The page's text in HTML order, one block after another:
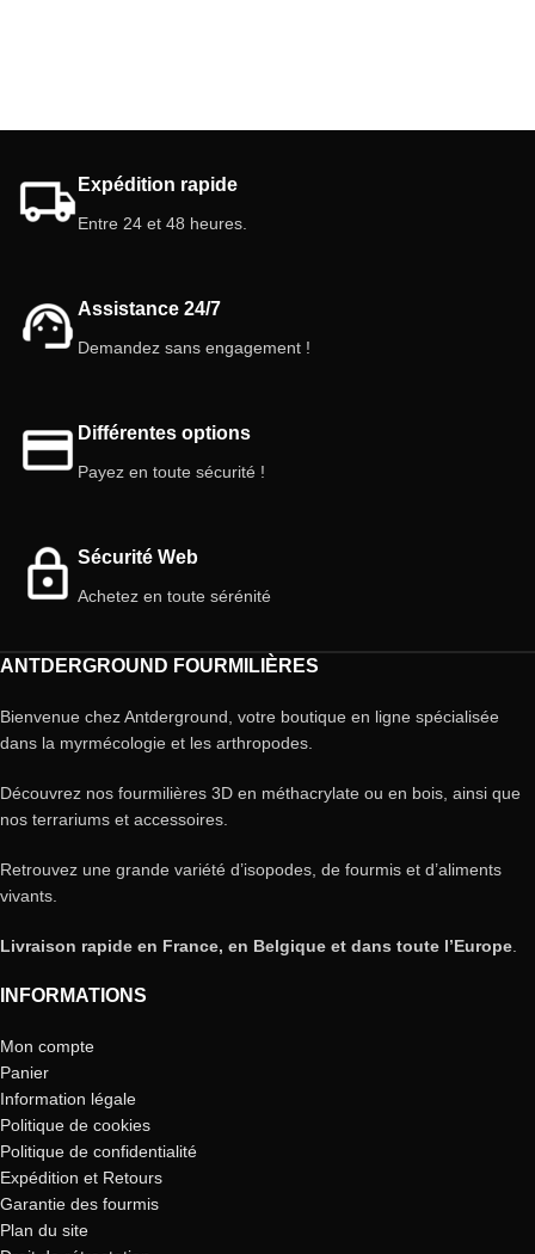
Expédition rapide
Entre 24 et 48 heures.
Assistance 24/7
Demandez sans engagement !
Différentes options
Payez en toute sécurité !
Sécurité Web
Achetez en toute sérénité
ANTDERGROUND FOURMILIÈRES
Bienvenue chez Antderground, votre boutique en ligne spécialisée
dans la myrmécologie et les arthropodes.
Découvrez nos fourmilières 3D en méthacrylate ou en bois, ainsi que
nos terrariums et accessoires.
Retrouvez une grande variété d’isopodes, de fourmis et d’aliments
vivants.
Livraison rapide en France, en Belgique et dans toute l’Europe
INFORMATIONS
Mon compte
Panier
Information légale
Politique de cookies
Politique de confidentialité
Expédition et Retours
Garantie des fourmis
Plan du site